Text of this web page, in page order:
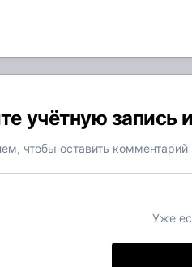
учётную запись
чтобы оставить комментарий
Уже